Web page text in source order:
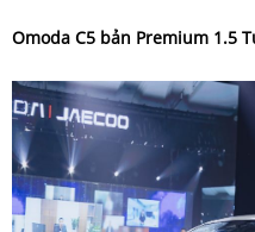
Omoda C5 bản Premium 1.5